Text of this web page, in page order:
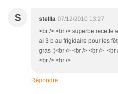
S stellla 07/12/2010 13:27
<br /> <br /> superbe recette
ai 3 b au frigidaire pour les
gras :)<br /> <br /> <br /> <br
<br /> <br />
Répondre